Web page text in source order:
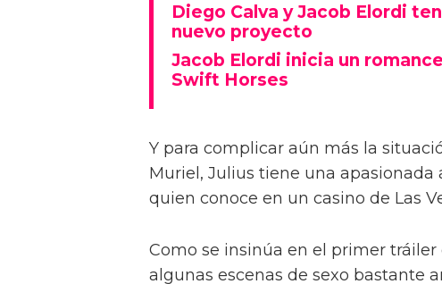
Diego Calva y Jacob Elordi
nuevo proyecto
Jacob Elordi inicia un
Swift Horses
Y para complicar aún más la
Muriel, Julius tiene una apasionada
quien conoce en un casino de Las
Como se insinúa en el primer
algunas escenas de sexo bastante